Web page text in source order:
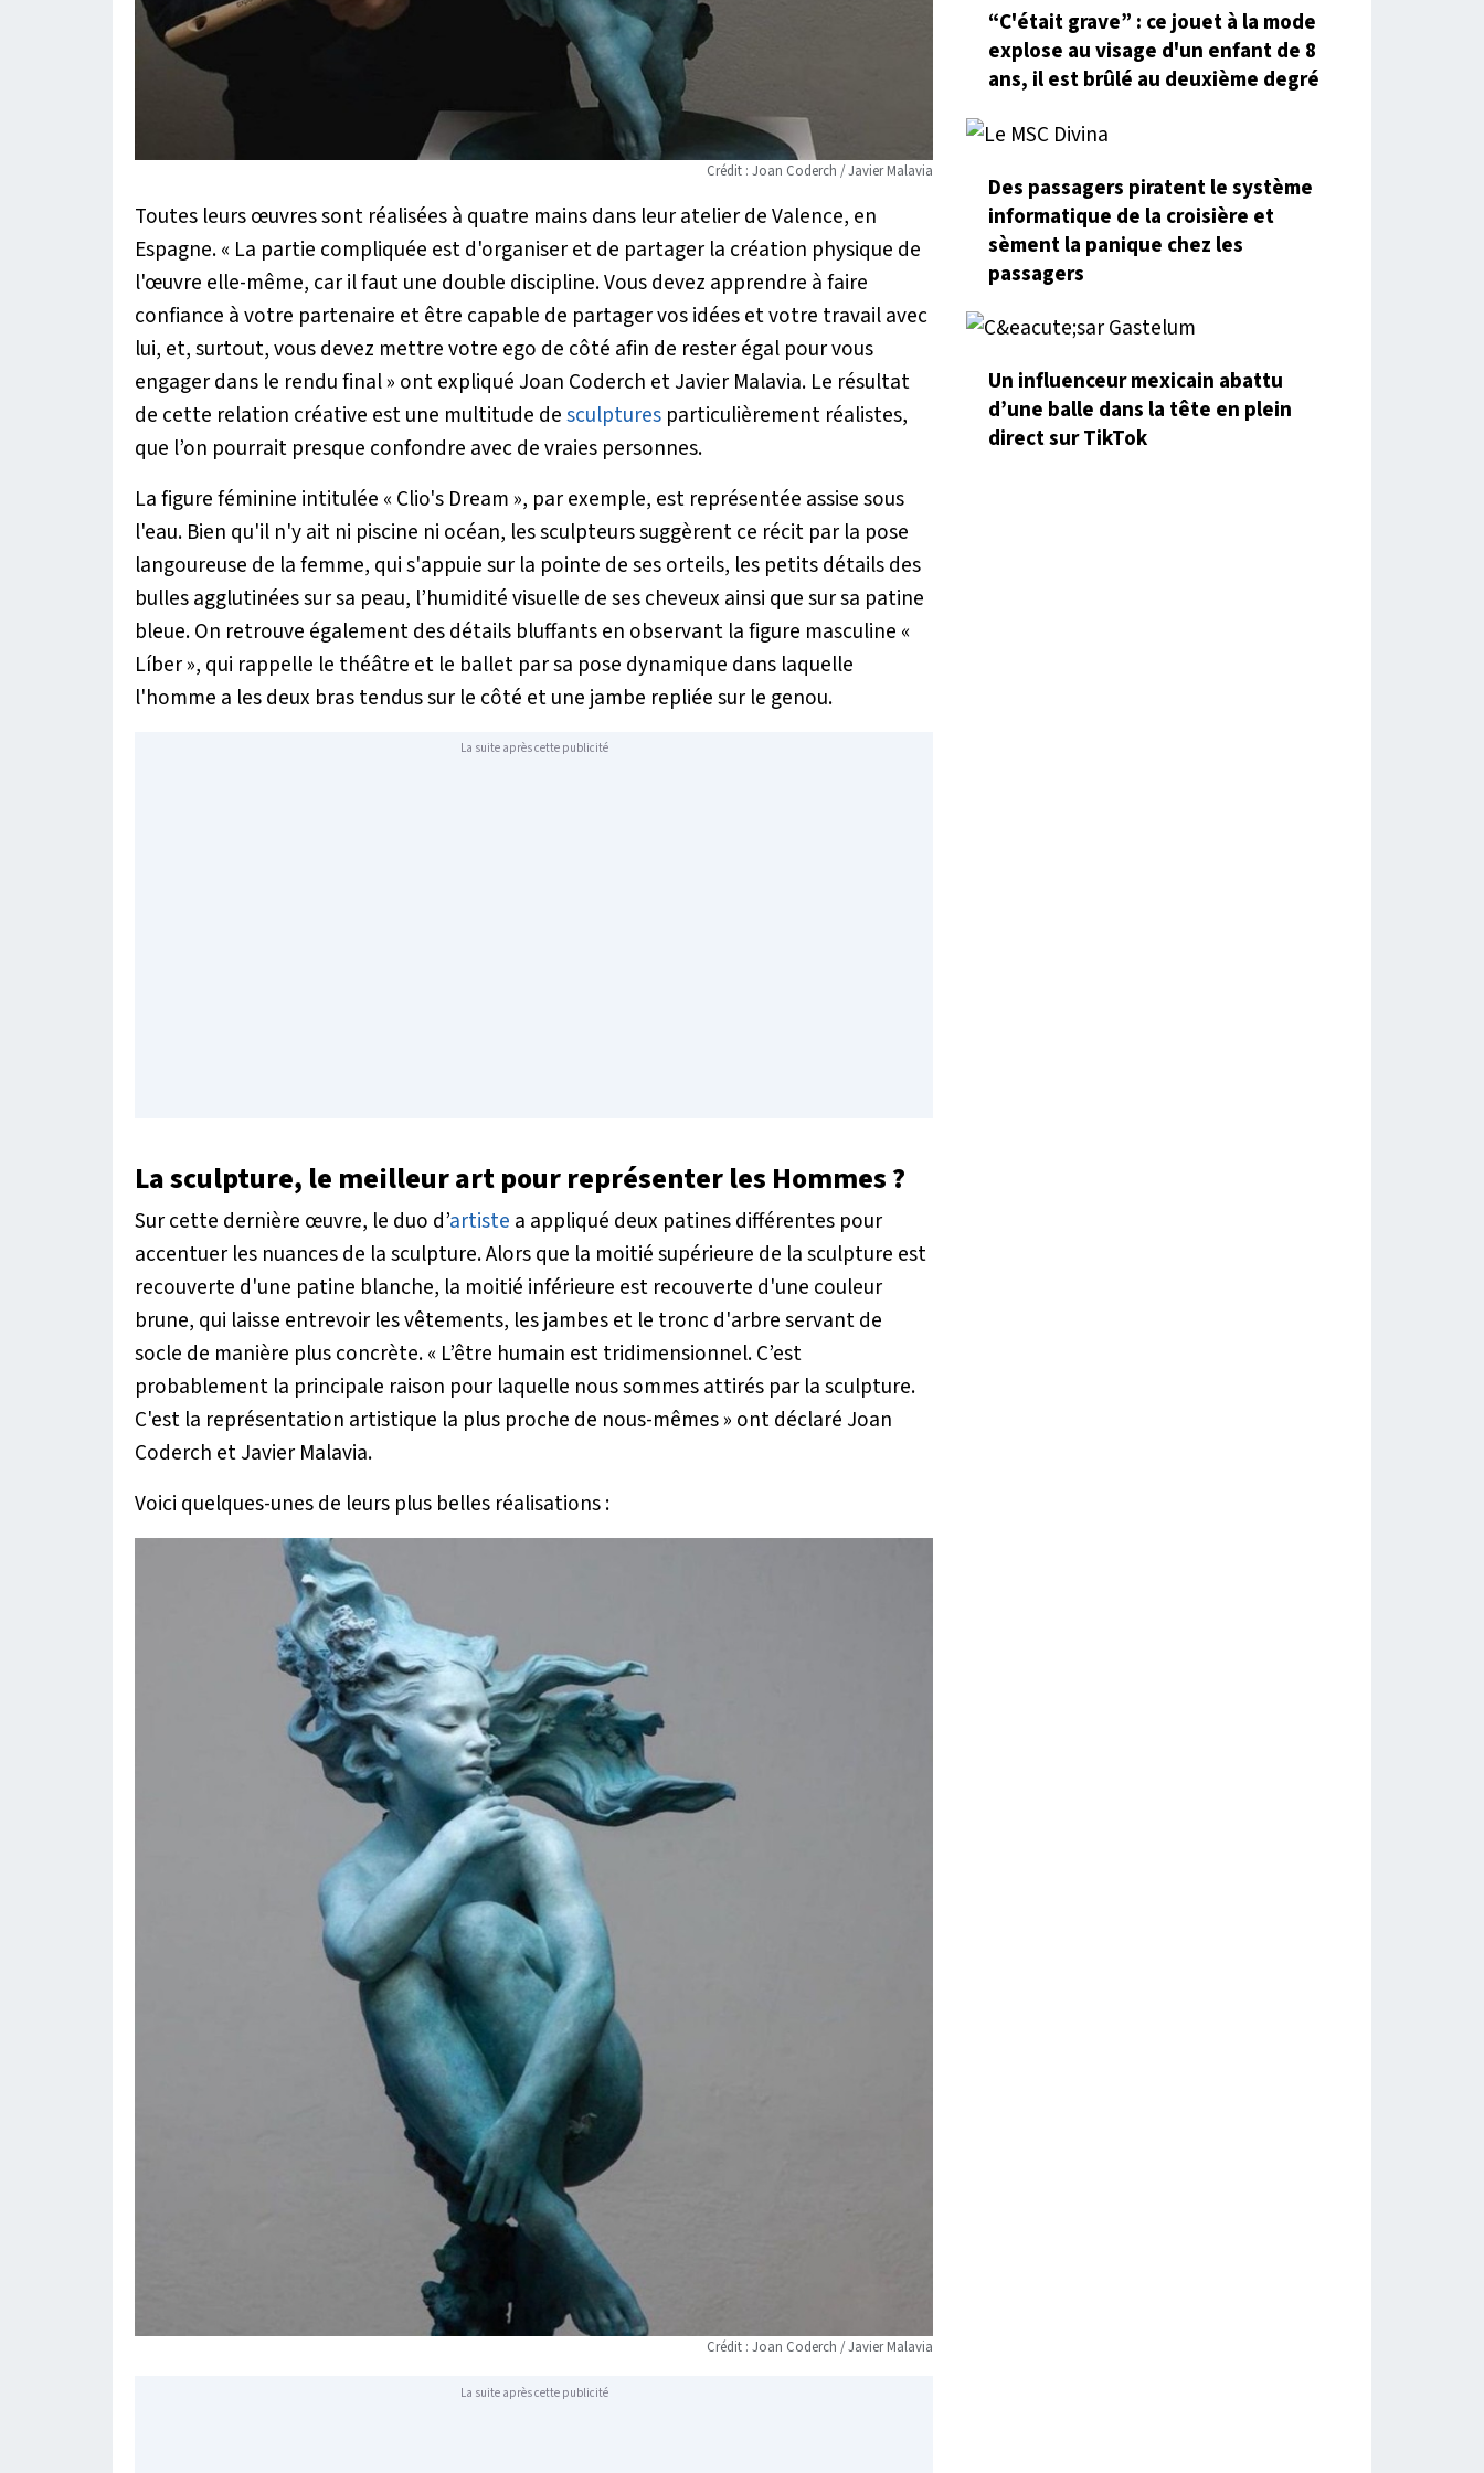
Crédit : Joan Coderch / Javier Malavia
Toutes leurs œuvres sont réalisées à quatre mains dans leur atelier de Valence, en
Espagne.« La partie compliquée est d'organiser et de partager la création physique de
l'œuvre elle-même, car il faut une double discipline. Vous devez apprendre à faire
confiance à votre partenaire et être capable de partager vos idées et votre travail avec
lui, et, surtout, vous devez mettre votre ego de côté afin de rester égal pour vous
engager dans le rendu final » ont expliqué Joan Coderch et Javier Malavia. Le résultat
de cette relation créative est une multitude desculptures particulièrement réalistes,
que l’on pourrait presque confondre avec de vraies personnes.
La figure féminine intitulée « Clio's Dream », par exemple, est représentée assise sous
l'eau. Bien qu'il n'y ait ni piscine ni océan, les sculpteurs suggèrent ce récit par la pose
langoureuse de la femme, qui s'appuie sur la pointe de ses orteils, les petits détails des
bulles agglutinées sur sa peau, l’humidité visuelle de ses cheveux ainsi que sur sa patine
bleue. On retrouve également des détails bluffants en observant la figure masculine «
Líber », qui rappelle le théâtre et le ballet par sa pose dynamique dans laquelle
l'homme a les deux bras tendus sur le côté et une jambe repliée sur le genou.
La suite après cette publicité
La sculpture, le meilleur art pour représenter les Hommes ?
Sur cette dernière œuvre, le duo d’artiste a appliqué deux patines différentes pour
accentuer les nuances de la sculpture. Alors que la moitié supérieure de la sculpture est
recouverte d'une patine blanche, la moitié inférieure est recouverte d'une couleur
brune, qui laisse entrevoir les vêtements, les jambes et le tronc d'arbre servant de
socle de manière plus concrète.« L’être humain est tridimensionnel. C’est
probablement la principale raison pour laquelle nous sommes attirés par la sculpture.
C'est la représentation artistique la plus proche de nous-mêmes » ont déclaré Joan
Coderch et Javier Malavia.
Voici quelques-unes de leurs plus belles réalisations :
Crédit : Joan Coderch / Javier Malavia
La suite après cette publicité
“C'était grave” : ce jouet à la mode
explose au visage d'un enfant de 8
ans, il est brûlé au deuxième degré
Des passagers piratent le système
informatique de la croisière et
sèment la panique chez les
passagers
Un influenceur mexicain abattu
d’une balle dans la tête en plein
direct sur TikTok